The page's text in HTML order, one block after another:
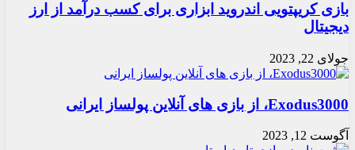
بازی کریپتویی اندروید ابزاری برای کسب درآمد از ارز
دیجیتال
جولای 22, 2023
Exodus3000، از بازی های آنلاین پولساز ایرانی
آگوست 12, 2023